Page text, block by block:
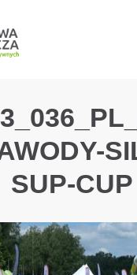
GŁÓWNEGO
SUP-CUP